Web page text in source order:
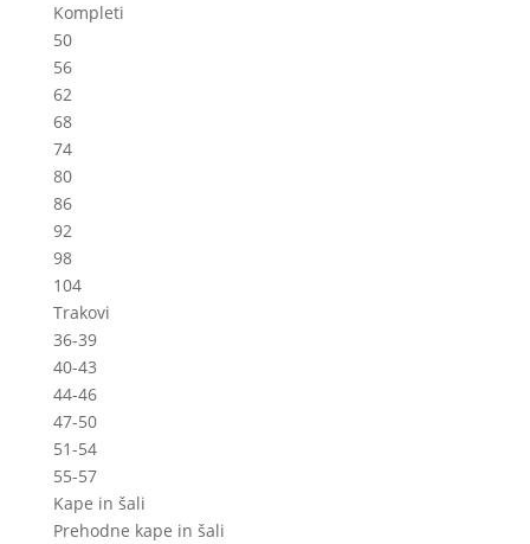
Kompleti
50
56
62
68
74
80
86
92
98
104
Trakovi
36-39
40-43
44-46
47-50
51-54
55-57
Kape in šali
Prehodne kape in šali